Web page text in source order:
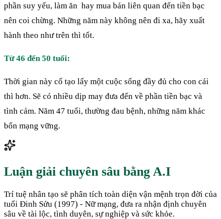
phần suy yếu, làm ăn hay mua bán liên quan đến tiền bạc
nên coi chừng. Những năm này không nên đi xa, hãy xuất
hành theo như trên thì tốt.
Từ 46 đến 50 tuổi:
Thời gian này cố tạo lấy một cuộc sống đầy đủ cho con cái
thì hơn. Sẽ có nhiều dịp may đưa đến về phần tiền bạc và
tình cảm. Năm 47 tuổi, thường đau bệnh, những năm khác
bổn mạng vững.
Luận giải chuyên sâu bằng A.I
Trí tuệ nhân tạo sẽ phân tích toàn diện vận mệnh trọn đời của
tuổi Đinh Sửu (1997) - Nữmạng, đưa ra nhận định chuyên
sâu về tài lộc, tình duyên, sự nghiệp và sức khỏe.